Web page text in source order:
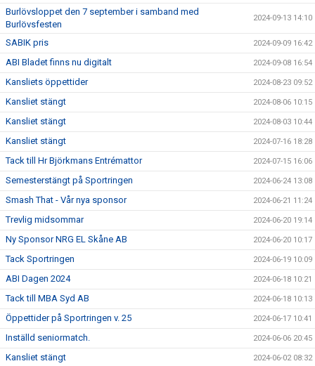
Burlövsloppet den 7 september i samband med
Burlövsfesten
2024-09-13 14:10
SABIK pris 2024-09-09 16:42
ABI Bladet finns nu digitalt 2024-09-08 16:54
Kansliets öppettider 2024-08-23 09:52
Kansliet stängt 2024-08-06 10:15
Kansliet stängt 2024-08-03 10:44
Kansliet stängt 2024-07-16 18:28
Tack till Hr Björkmans Entrémattor 2024-07-15 16:06
Semesterstängt på Sportringen 2024-06-24 13:08
Smash That - Vår nya sponsor 2024-06-21 11:24
Trevlig midsommar 2024-06-20 19:14
Ny Sponsor NRG EL Skåne AB 2024-06-20 10:17
Tack Sportringen 2024-06-19 10:09
ABI Dagen 2024 2024-06-18 10:21
Tack till MBA Syd AB 2024-06-18 10:13
Öppettider på Sportringen v. 25 2024-06-17 10:41
Inställd seniormatch. 2024-06-06 20:45
Kansliet stängt 2024-06-02 08:32